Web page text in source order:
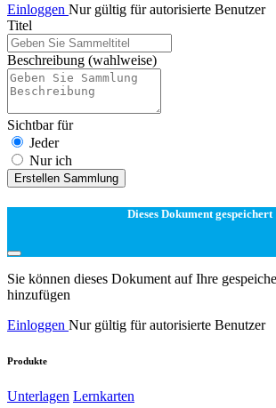
Einloggen Nur gültig für autorisierte Benutzer
Titel
Beschreibung (wahlweise)
Sichtbar für
Jeder
Nur ich
Erstellen Sammlung
Dieses Dokument gespeichert
Sie können dieses Dokument auf Ihre
hinzufügen
Einloggen Nur gültig für autorisierte Benutzer
Produkte
Unterlagen Lernkarten